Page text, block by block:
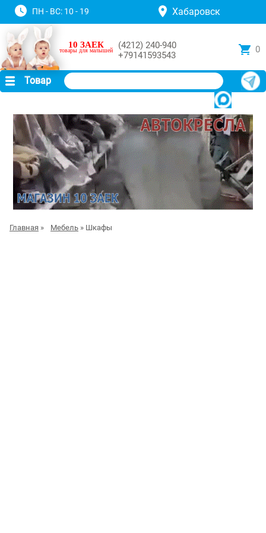
ПН - ВС: 10 - 19 Хабаровск
10 ЗАЕК
товары для малышей
(4212) 240-940
+79141593543
0
Товар
Главная » Мебель » Шкафы